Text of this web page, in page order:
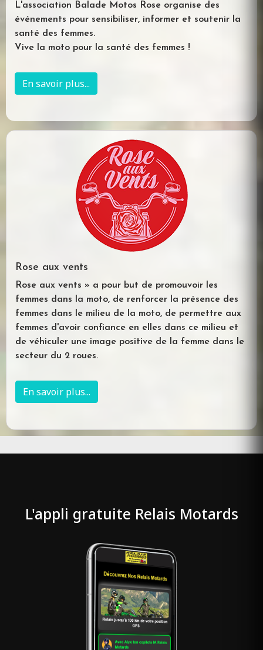
L'association Balade Motos Rose organise des
événements pour sensibiliser, informer et soutenir la
santé des femmes.
Vive la moto pour la santé des femmes !
En savoir plus...
Rose aux vents
Rose aux vents » a pour but de promouvoir les
femmes dans la moto, de renforcer la présence des
femmes dans le milieu de la moto, de permettre aux
femmes d'avoir confiance en elles dans ce milieu et
de véhiculer une image positive de la femme dans le
secteur du 2 roues.
En savoir plus...
L'appli gratuite Relais Motards